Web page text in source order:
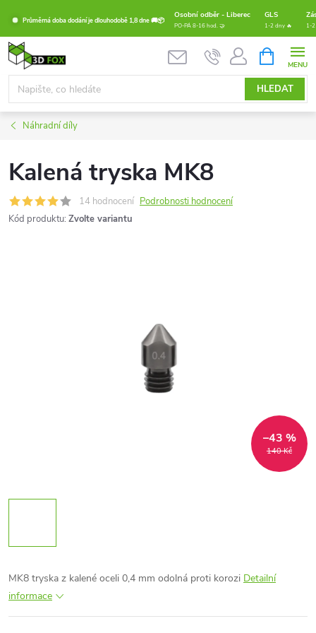
obsah
Průměrná doba dodání je dlouhodobě 1,8 dne 🚚📦
Osobní odběr - Liberec GLS
PO-PÁ 8-16 hod. 🤝 1-2 dny 🔥 1-
HLEDAT
NÁKUPNÍ
KOŠÍK
Náhradní díly
Kalená tryska MK8
14 hodnocení Podrobnosti hodnocení
Kód produktu: Zvolte variantu
140 Kč
–43 %
MK8 tryska z kalené oceli 0,4 mm odolná proti korozi Detailní
informace